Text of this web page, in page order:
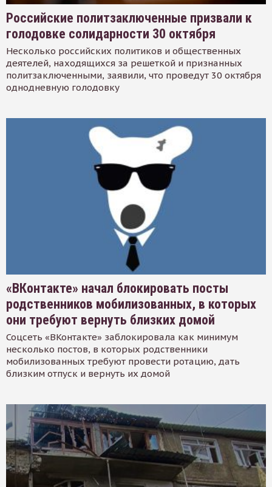
Российские политзаключенные призвали к
голодовке солидарности 30 октября
Несколько российских политиков и общественных
деятелей, находящихся за решеткой и признанных
политзаключенными, заявили, что проведут 30 октября
однодневную голодовку
«ВКонтакте» начал блокировать посты
родственников мобилизованных, в которых
они требуют вернуть близких домой
Соцсеть «ВКонтакте» заблокировала как минимум
несколько постов, в которых родственники
мобилизованных требуют провести ротацию, дать
близким отпуск и вернуть их домой